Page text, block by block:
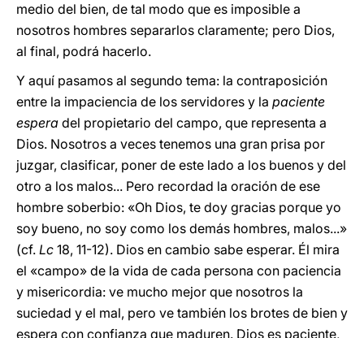
medio del bien, de tal modo que es imposible a
nosotros hombres separarlos claramente; pero Dios,
al final, podrá hacerlo.
Y aquí pasamos al segundo tema: la contraposición
entre la impaciencia de los servidores y la paciente
espera del propietario del campo, que representa a
Dios. Nosotros a veces tenemos una gran prisa por
juzgar, clasificar, poner de este lado a los buenos y del
otro a los malos... Pero recordad la oración de ese
hombre soberbio: «Oh Dios, te doy gracias porque yo
soy bueno, no soy como los demás hombres, malos...»
(cf. Lc 18, 11-12). Dios en cambio sabe esperar. Él mira
el «campo» de la vida de cada persona con paciencia
y misericordia: ve mucho mejor que nosotros la
suciedad y el mal, pero ve también los brotes de bien y
espera con confianza que maduren. Dios es paciente,